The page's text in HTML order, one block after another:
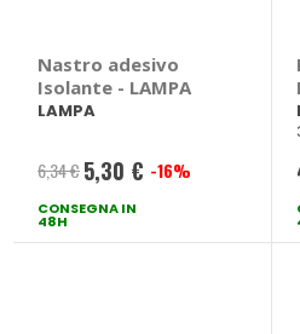
Nastro adesivo
Isolante - LAMPA
LAMPA
6,34 € Prezzo
speciale
5,30 € -16%
CONSEGNA IN
48H